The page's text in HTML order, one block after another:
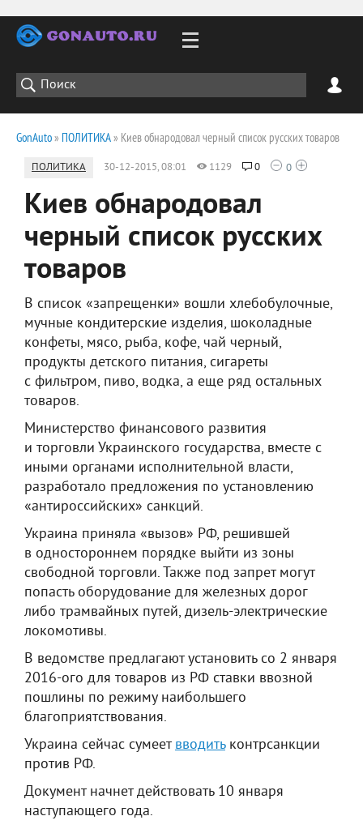
GonAuto» ПОЛИТИКА» Киев обнародовал черный список русских товаров
ПОЛИТИКА 30-12-2015, 08:01 1129 0 0
Киев обнародовал
черный список русских
товаров
В список «запрещенки» вошли хлебобулочные,
мучные кондитерские изделия, шоколадные
конфеты, мясо, рыба, кофе, чай черный,
продукты детского питания, сигареты
с фильтром, пиво, водка, а еще ряд остальных
товаров.
Министерство финансового развития
и торговли Украинского государства, вместе с
иными органами исполнительной власти,
разработало предложения по установлению
«антироссийских» санкций.
Украина приняла «вызов» РФ, решившей
в одностороннем порядке выйти из зоны
свободной торговли. Также под запрет могут
попасть оборудование для железных дорог
либо трамвайных путей, дизель-электрические
локомотивы.
В ведомстве предлагают установить со 2 января
2016-ого для товаров из РФ ставки ввозной
пошлины по режиму наибольшего
благоприятствования.
Украина сейчас сумеетвводитьконтрсанкции
против РФ.
Документ начнет действовать 10 января
наступающего года.